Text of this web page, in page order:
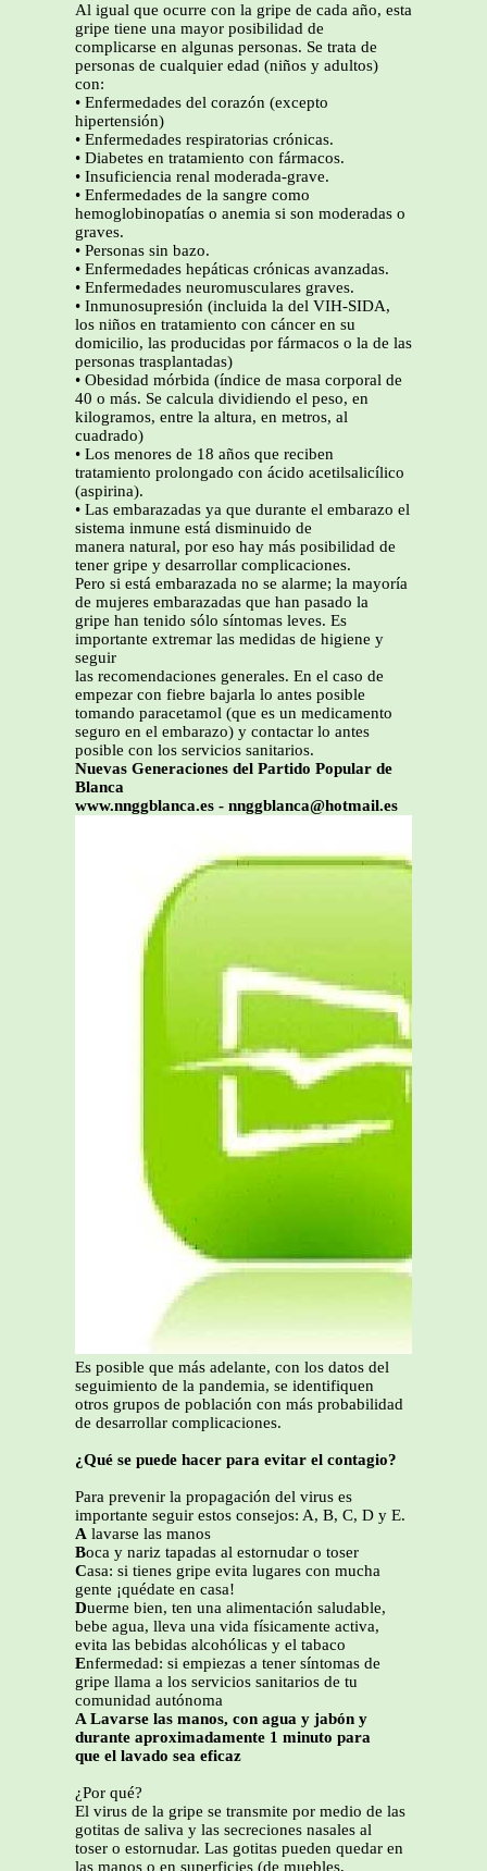
Al igual que ocurre con la gripe de cada año, esta
gripe tiene una mayor posibilidad de
complicarse en algunas personas. Se trata de
personas de cualquier edad (niños y adultos)
con:
• Enfermedades del corazón (excepto
hipertensión)
• Enfermedades respiratorias crónicas.
• Diabetes en tratamiento con fármacos.
• Insuficiencia renal moderada-grave.
• Enfermedades de la sangre como
hemoglobinopatías o anemia si son moderadas o
graves.
• Personas sin bazo.
• Enfermedades hepáticas crónicas avanzadas.
• Enfermedades neuromusculares graves.
• Inmunosupresión (incluida la del VIH-SIDA,
los niños en tratamiento con cáncer en su
domicilio, las producidas por fármacos o la de las
personas trasplantadas)
• Obesidad mórbida (índice de masa corporal de
40 o más. Se calcula dividiendo el peso, en
kilogramos, entre la altura, en metros, al
cuadrado)
• Los menores de 18 años que reciben
tratamiento prolongado con ácido acetilsalicílico
(aspirina).
• Las embarazadas ya que durante el embarazo el
sistema inmune está disminuido de
manera natural, por eso hay más posibilidad de
tener gripe y desarrollar complicaciones.
Pero si está embarazada no se alarme; la mayoría
de mujeres embarazadas que han pasado la
gripe han tenido sólo síntomas leves. Es
importante extremar las medidas de higiene y
seguir
las recomendaciones generales. En el caso de
empezar con fiebre bajarla lo antes posible
tomando paracetamol (que es un medicamento
seguro en el embarazo) y contactar lo antes
posible con los servicios sanitarios.
Nuevas Generaciones del Partido Popular de
Blanca
www.nnggblanca.es - nnggblanca@hotmail.es
Es posible que más adelante, con los datos del
seguimiento de la pandemia, se identifiquen
otros grupos de población con más probabilidad
de desarrollar complicaciones.
¿Qué se puede hacer para evitar el contagio?
Para prevenir la propagación del virus es
importante seguir estos consejos: A, B, C, D y E.
A lavarse las manos
Boca y nariz tapadas al estornudar o toser
Casa: si tienes gripe evita lugares con mucha
gente ¡quédate en casa!
Duerme bien, ten una alimentación saludable,
bebe agua, lleva una vida físicamente activa,
evita las bebidas alcohólicas y el tabaco
Enfermedad: si empiezas a tener síntomas de
gripe llama a los servicios sanitarios de tu
comunidad autónoma
A Lavarse las manos, con agua y jabón y
durante aproximadamente 1 minuto para
que el lavado sea eficaz
¿Por qué?
El virus de la gripe se transmite por medio de las
gotitas de saliva y las secreciones nasales al
toser o estornudar. Las gotitas pueden quedar en
las manos o en superficies (de muebles,